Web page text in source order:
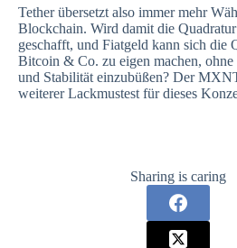
Tether übersetzt also immer mehr
Blockchain. Wird damit die
geschafft, und Fiatgeld kann sich die
Bitcoin & Co. zu eigen machen, ohne
und Stabilität einzubüßen? Der
weiterer Lackmustest für dieses
Sharing is caring